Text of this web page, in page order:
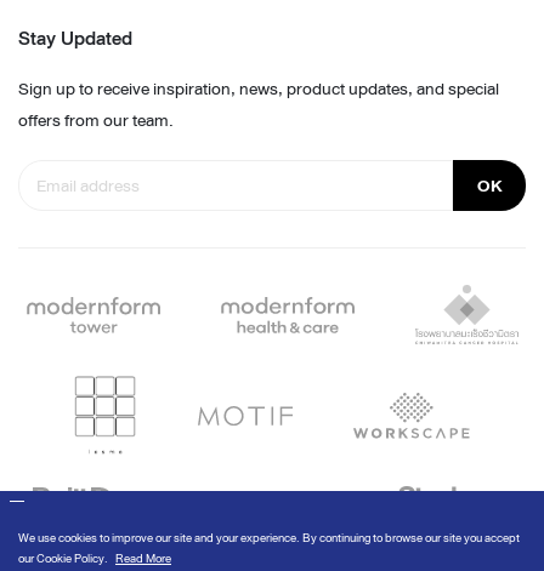
Stay Updated
Sign up to receive inspiration, news, product updates, and special
offers from our team.
OK